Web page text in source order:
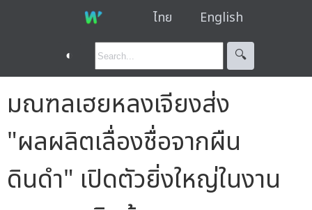
ไทย English
◐ 🔍︎
มณฑลเฮยหลงเจียงส่ง
"ผลผลิตเลื่องชื่อจากผืน
ดินดำ" เปิดตัวยิ่งใหญ่ในงาน